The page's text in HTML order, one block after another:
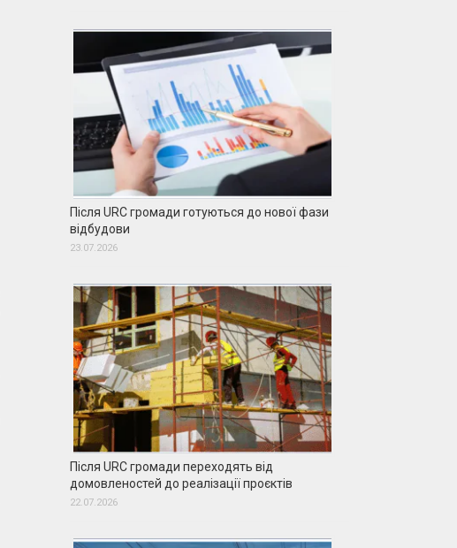
Після URC громади готуються до нової фази
відбудови
23.07.2026
Після URC громади переходять від
домовленостей до реалізації проєктів
22.07.2026